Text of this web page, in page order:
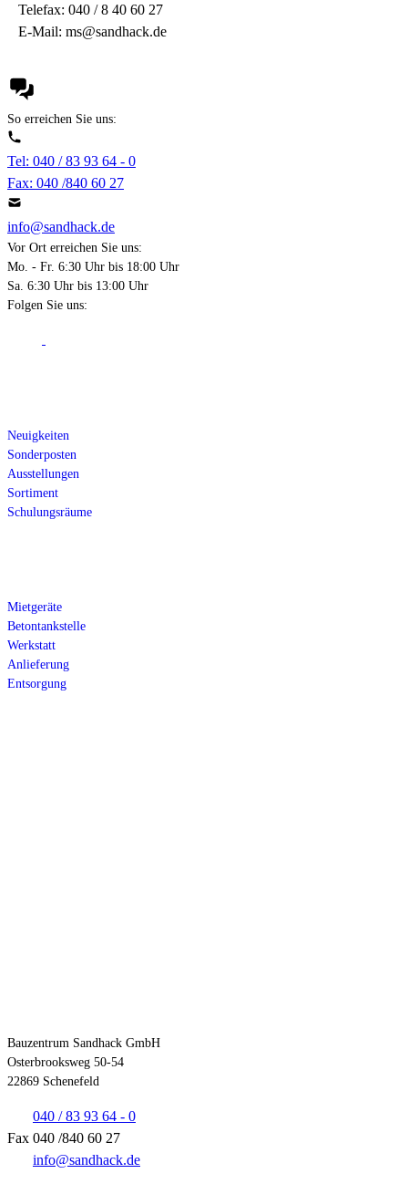
Telefax: 040 / 8 40 60 27
E-Mail: ms@sandhack.de
So erreichen Sie uns:
Tel: 040 / 83 93 64 - 0
Fax: 040 /840 60 27
info@sandhack.de
Vor Ort erreichen Sie uns:
Mo. - Fr. 6:30 Uhr bis 18:00 Uhr
Sa. 6:30 Uhr bis 13:00 Uhr
Folgen Sie uns:
Neuigkeiten
Sonderposten
Ausstellungen
Sortiment
Schulungsräume
Mietgeräte
Betontankstelle
Werkstatt
Anlieferung
Entsorgung
Bauzentrum Sandhack GmbH
Osterbrooksweg 50-54
22869 Schenefeld
040 / 83 93 64 - 0
Fax 040 /840 60 27
info@sandhack.de